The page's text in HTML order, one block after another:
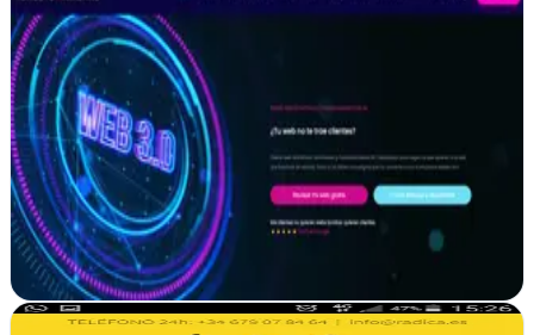
Somos Tu Marketing | Diseño web y SEO en
Valdemoro
Verificada
Valdemoro, Madrid
Diseño web WordPress Optimizado y Posicionamiento SEO para
negocios que quieren una web que funcione de verdad.
Ver fichacompleta